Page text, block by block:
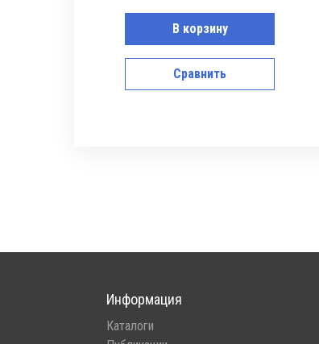
В корзину
Сравнить
Информация
Каталоги